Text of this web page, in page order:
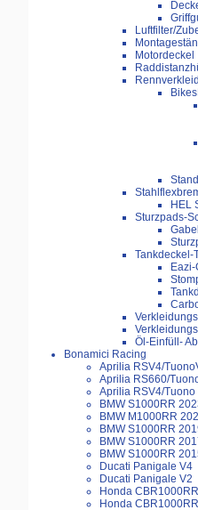
Luftfilter/
Motordeckel
HEL
Sturzpads-
Tankdeckel-
Öl-Einfüll-
Bonamici Racing
Aprilia RSV4/
Aprilia RS660/
Aprilia RSV4/
BMW S1000RR
BMW M1000RR
BMW S1000RR
BMW S1000RR
BMW S1000RR
Ducati Panigale V4
Ducati Panigale V2
Honda
Honda